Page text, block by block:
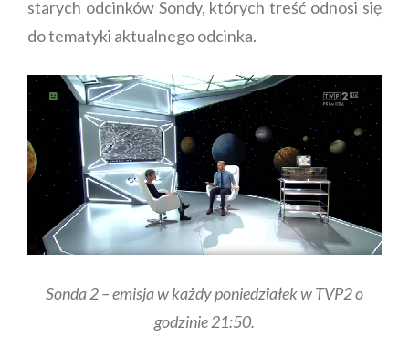
starych odcinków Sondy, których treść odnosi się
do tematyki aktualnego odcinka.
Sonda 2 – emisja w każdy poniedziałek w TVP2 o
godzinie 21:50.